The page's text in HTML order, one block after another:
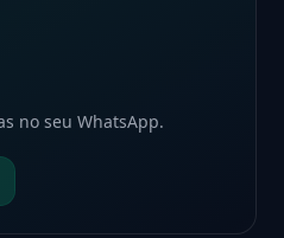
no seu WhatsApp.